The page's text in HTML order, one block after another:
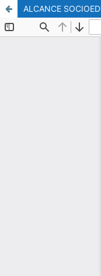
ALCANCE